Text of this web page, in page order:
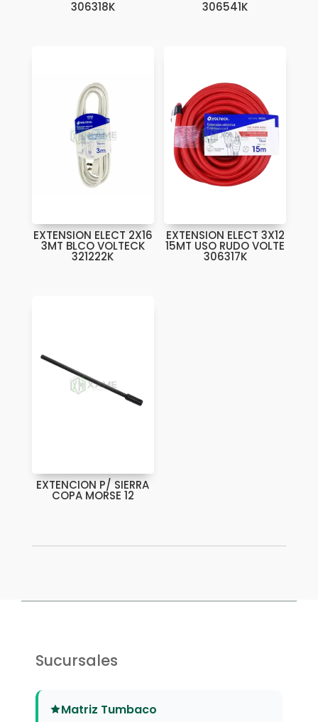
306318K 306541K
EXTENSION ELECT 2X16
3MT BLCO VOLTECK
321222K
EXTENSION ELECT 3X12
15MT USO RUDO VOLTE
306317K
EXTENCION P/ SIERRA
COPA MORSE 12
Sucursales
Matriz Tumbaco